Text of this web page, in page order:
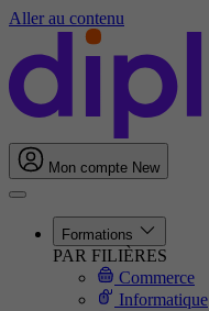
Aller au contenu
Mon compte New
Formations
PAR FILIÈRES
Commerce
Informatique